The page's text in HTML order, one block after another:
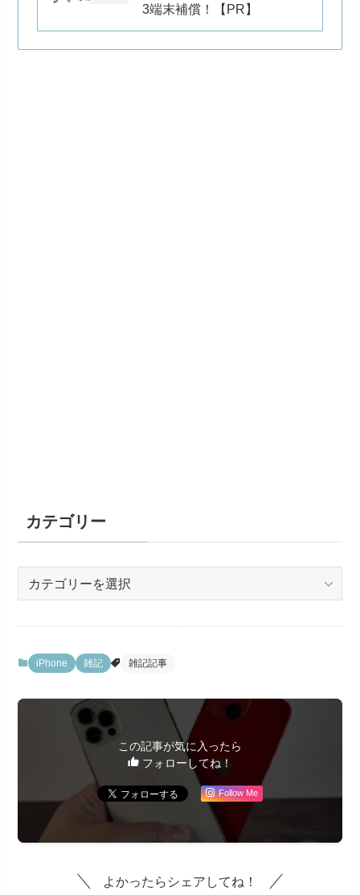
3端末補償！【PR】
カテゴリー
ー iPhone 雑記 雑記記事
この記事が気に入ったら
フォローしてね！
Follow Me
よかったらシェアしてね！